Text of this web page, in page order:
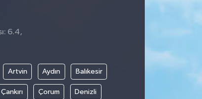
6.4,
Artvin Aydın Balıkesir
Çankırı Çorum Denizli